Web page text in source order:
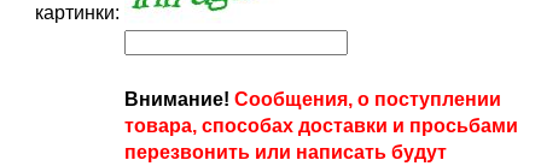
картинки:
Внимание! Сообщения, о поступлении
товара, способах доставки и просьбами
перезвонить или написать будут